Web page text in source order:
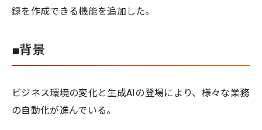
録を作成できる機能を追加した。
■背景
ビジネス環境の変化と生成AIの登場により、様々な業務
の自動化が進んでいる。